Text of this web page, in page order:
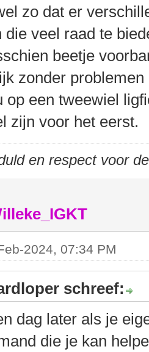
zo dat er
die veel raad te
beetje
zonder
op een tweewiel
zijn voor het eerst.
en respect voor
2024, 07:34 PM
schreef:
dag later als je
die je kan